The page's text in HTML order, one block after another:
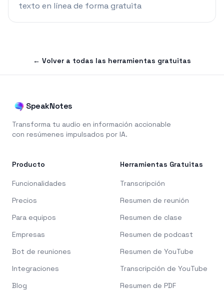
texto en línea de forma gratuita
← Volver a todas las herramientas gratuitas
SpeakNotes
Transforma tu audio en información accionable
con resúmenes impulsados por IA.
Producto
Funcionalidades
Precios
Para equipos
Empresas
Bot de reuniones
Integraciones
Blog
Herramientas Gratuitas
Transcripción
Resumen de reunión
Resumen de clase
Resumen de podcast
Resumen de YouTube
Transcripción de YouTube
Resumen de PDF